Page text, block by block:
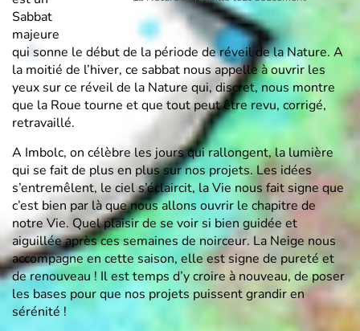
Sabbat
majeure
qui sonne le début de la période de réveil de la Nature. A
la moitié de l’hiver, ce sabbat nous appelle à ouvrir les
yeux sur ce réveil de la Nature qui, discret, nous montre
que la Roue tourne et que tout peut être revu, corrigé,
retravaillé.
A Imbolc, on célèbre les jours qui rallongent, la lumière
qui se fait de plus en plus sur nos projets. Les idées
s’entremêlent, le ciel s’éclaircit, la Vie nous fait signe que
c’est bien par là que nous allons ouvrir le chapitre de
notre Vie. Quel plaisir de se voir si bien guidée et
aiguillée après ces semaines de noirceur. La Neige nous
accompagne en cette saison, elle est signe de pureté et
de renouveau ! Il est temps d’y croire à nouveau, de poser
les bases pour que nos projets puissent grandir en
sérénité !